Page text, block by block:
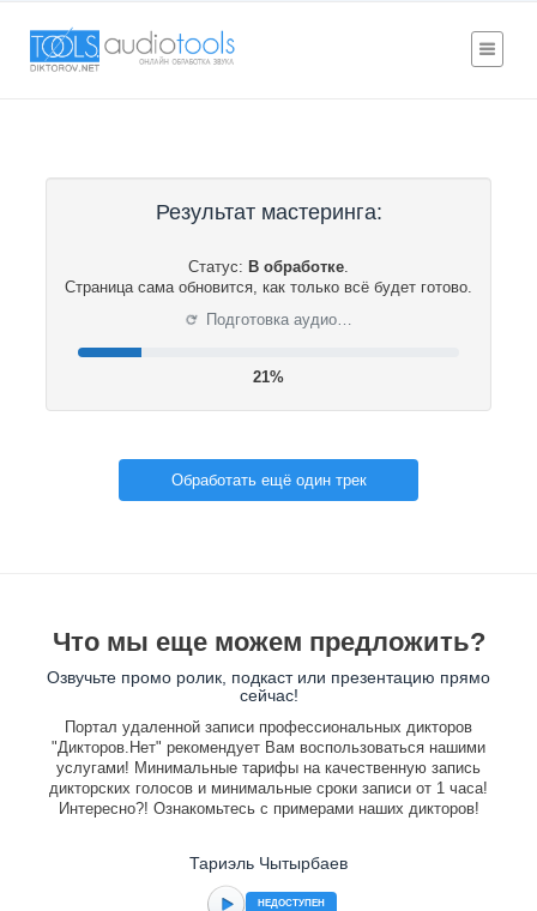
Результат мастеринга:
Статус: В обработке.
Страница сама обновится, как только всё будет готово.
⟳ Подготовка аудио…
21%
Обработать ещё один трек
Что мы еще можем предложить?
Озвучьте промо ролик, подкаст или презентацию прямо
сейчас!
Портал удаленной записи профессиональных дикторов
"Дикторов.Нет" рекомендует Вам воспользоваться нашими
услугами! Минимальные тарифы на качественную запись
дикторских голосов и минимальные сроки записи от 1 часа!
Интересно?! Ознакомьтесь с примерами наших дикторов!
Тариэль Чытырбаев
НЕДОСТУПЕН